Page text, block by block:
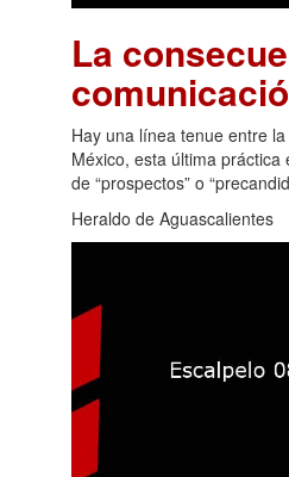
La
Hay una línea tenue entre
México, esta última
de “prospectos” o
Heraldo de Aguascalientes